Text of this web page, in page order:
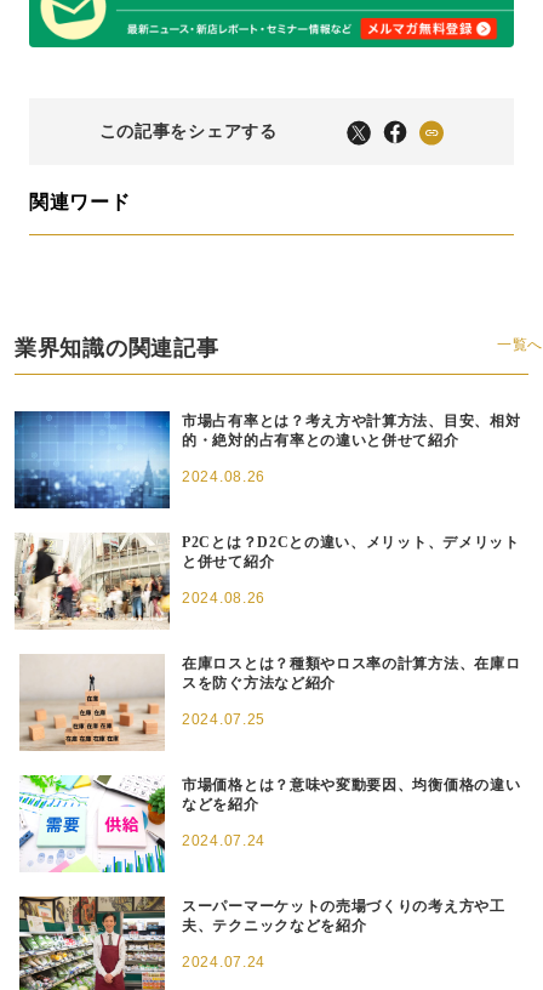
この記事をシェアする
関連ワード
業界知識の関連記事 一覧へ
市場占有率とは？考え方や計算方法、目安、相対
的・絶対的占有率との違いと併せて紹介
2024.08.26
P2Cとは？D2Cとの違い、メリット、デメリット
と併せて紹介
2024.08.26
在庫ロスとは？種類やロス率の計算方法、在庫ロ
スを防ぐ方法など紹介
2024.07.25
市場価格とは？意味や変動要因、均衡価格の違い
などを紹介
2024.07.24
スーパーマーケットの売場づくりの考え方や工
夫、テクニックなどを紹介
2024.07.24